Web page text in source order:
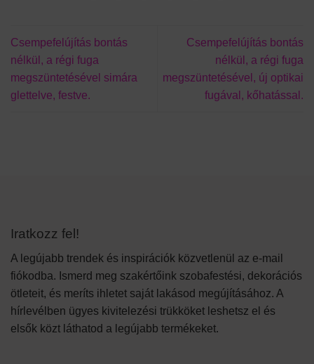
Csempefelújítás bontás
nélkül, a régi fuga
megszüntetésével simára
glettelve, festve.
Csempefelújítás bontás
nélkül, a régi fuga
megszüntetésével, új optikai
fugával, kőhatással.
Iratkozz fel!
A legújabb trendek és inspirációk közvetlenül az e-mail
fiókodba. Ismerd meg szakértőink szobafestési, dekorációs
ötleteit, és meríts ihletet saját lakásod megújításához. A
hírlevélben ügyes kivitelezési trükköket leshetsz el és
elsők közt láthatod a legújabb termékeket.